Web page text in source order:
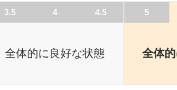
3.5 4 4.5 5
全体的に良好な状態 全体